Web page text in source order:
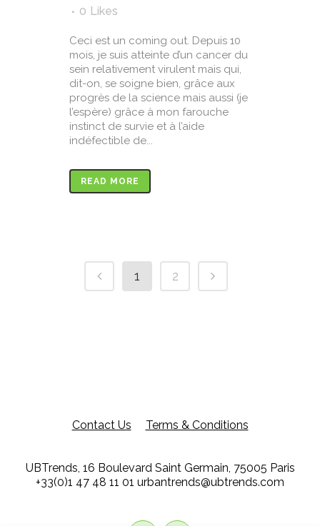
0 Likes
Ceci est un coming out. Depuis 10
mois, je suis atteinte d’un cancer du
sein relativement virulent mais qui,
dit-on, se soigne bien, grâce aux
progrès de la science mais aussi (je
l’espère) grâce à mon farouche
instinct de survie et à l’aide
indéfectible de...
READ MORE
1 2
Contact Us Terms & Conditions
UBTrends, 16 Boulevard Saint Germain, 75005 Paris
+33(0)1 47 48 11 01 urbantrends@ubtrends.com